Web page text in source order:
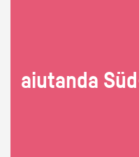
ai­utan­da